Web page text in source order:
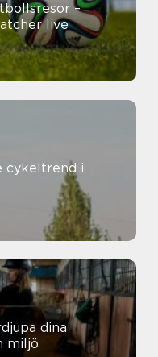
–
live
cykeltrend i
dina
miljö